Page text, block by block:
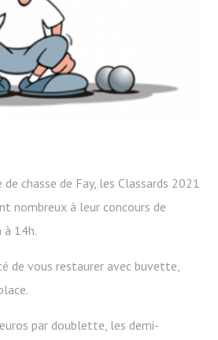
chasse de Fay, les Classards 2021
nombreux à leur concours de
à 14h.
de vous restaurer avec buvette,
par doublette, les demi-